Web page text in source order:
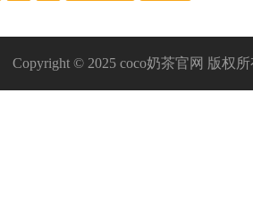
Copyright © 2025 coco奶茶官网 版权